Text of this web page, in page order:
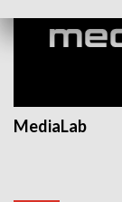
MediaLab